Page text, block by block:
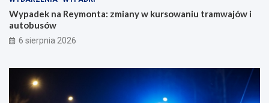
Wypadek na Reymonta: zmiany w kursowaniu tramwajów i
autobusów
6 sierpnia 2026